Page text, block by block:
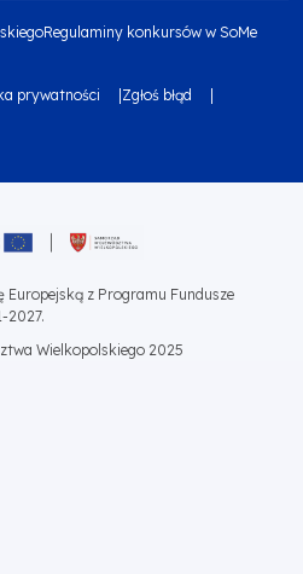
Regulaminy konkursów w SoMe
prywatności
Zgłoś błąd
z Programu Fundusze
2027.
Wielkopolskiego 2025